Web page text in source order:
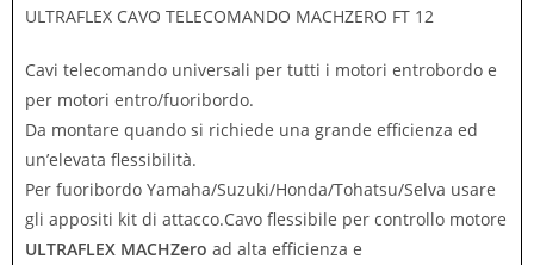
ULTRAFLEX CAVO TELECOMANDO MACHZERO FT 12
Cavi telecomando universali per tutti i motori entrobordo e
per motori entro/fuoribordo.
Da montare quando si richiede una grande efficienza ed
un’elevata flessibilità.
Per fuoribordo Yamaha/Suzuki/Honda/Tohatsu/Selva usare
gli appositi kit di attacco.Cavo flessibile per controllo motore
ULTRAFLEX MACHZero ad alta efficienza e